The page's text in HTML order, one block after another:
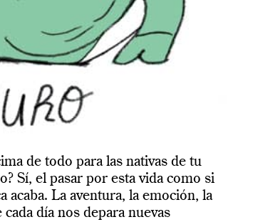
de todo para las nativas de tu
Sí, el pasar por esta vida como si
acaba. La aventura, la emoción, la
día nos depara nuevas